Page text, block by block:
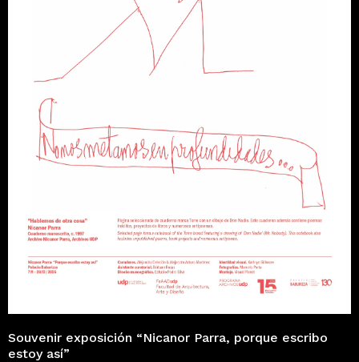
Souvenir exposición “Nicanor Parra, porque escribo
estoy así”